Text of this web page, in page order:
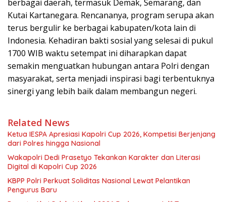
berbagai daerah, termasuk Demak, Semarang, dan
Kutai Kartanegara. Rencananya, program serupa akan
terus bergulir ke berbagai kabupaten/kota lain di
Indonesia. Kehadiran bakti sosial yang selesai di pukul
1700 WIB waktu setempat ini diharapkan dapat
semakin menguatkan hubungan antara Polri dengan
masyarakat, serta menjadi inspirasi bagi terbentuknya
sinergi yang lebih baik dalam membangun negeri.
Related News
Ketua IESPA Apresiasi Kapolri Cup 2026, Kompetisi Berjenjang
dari Polres hingga Nasional
Wakapolri Dedi Prasetyo Tekankan Karakter dan Literasi
Digital di Kapolri Cup 2026
KBPP Polri Perkuat Soliditas Nasional Lewat Pelantikan
Pengurus Baru